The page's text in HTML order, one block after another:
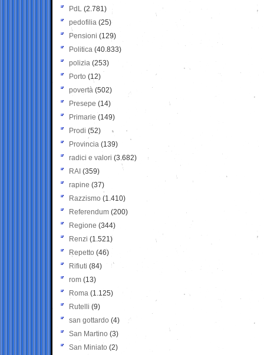
PdL (2.781)
pedofilia (25)
Pensioni (129)
Politica (40.833)
polizia (253)
Porto (12)
povertà (502)
Presepe (14)
Primarie (149)
Prodi (52)
Provincia (139)
radici e valori (3.682)
RAI (359)
rapine (37)
Razzismo (1.410)
Referendum (200)
Regione (344)
Renzi (1.521)
Repetto (46)
Rifiuti (84)
rom (13)
Roma (1.125)
Rutelli (9)
san gottardo (4)
San Martino (3)
San Miniato (2)